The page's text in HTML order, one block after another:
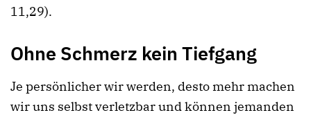
11,29).
Ohne Schmerz kein Tiefgang
Je persönlicher wir werden, desto mehr machen
wir uns selbst verletzbar und können jemanden